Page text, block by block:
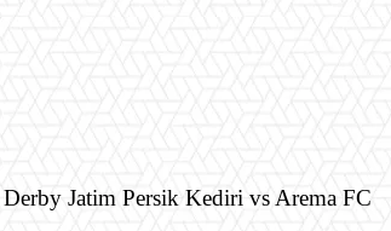
Jatim Persik Kediri vs Arema FC